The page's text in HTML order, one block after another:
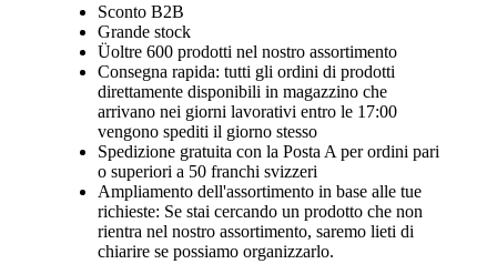
Sconto B2B
Grande stock
Üoltre 600 prodotti nel nostro assortimento
Consegna rapida: tutti gli ordini di prodotti
direttamente disponibili in magazzino che
arrivano nei giorni lavorativi entro le 17:00
vengono spediti il giorno stesso
Spedizione gratuita con la Posta A per ordini pari
o superiori a 50 franchi svizzeri
Ampliamento dell'assortimento in base alle tue
richieste: Se stai cercando un prodotto che non
rientra nel nostro assortimento, saremo lieti di
chiarire se possiamo organizzarlo.